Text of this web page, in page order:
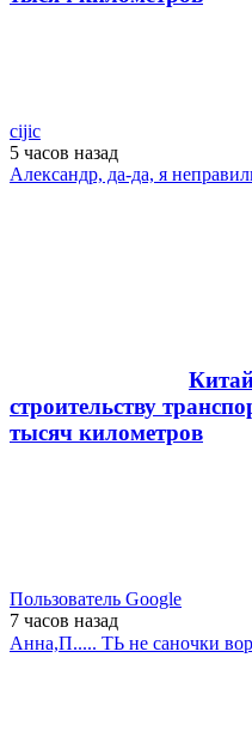
cijic
5 часов назад
Александр, да-да, я
строительству
тысяч километров
Пользователь Google
7 часов назад
Анна,П..... ТЬ не саночки